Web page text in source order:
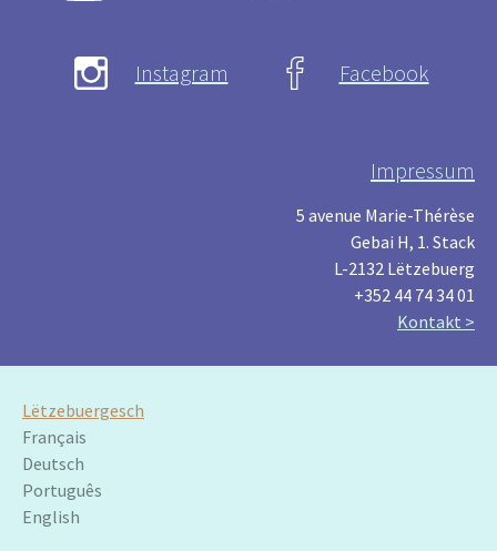
Instagram Facebook
Impressum
5 avenue Marie-Thérèse
Gebai H, 1. Stack
L-2132 Lëtzebuerg
+352 44 74 34 01
Kontakt >
Lëtzebuergesch
Français
Deutsch
Português
English